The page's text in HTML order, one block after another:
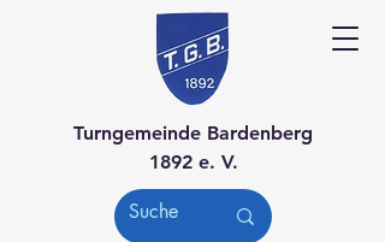
Turngemeinde Bardenberg
1892 e. V.